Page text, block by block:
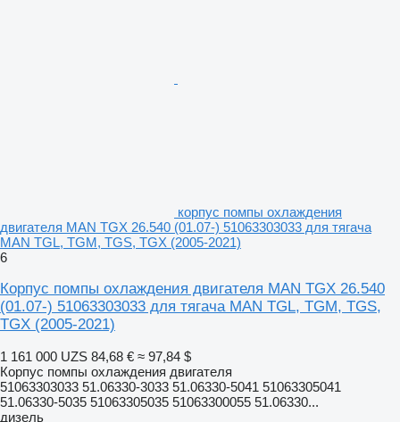
корпус помпы охлаждения
двигателя MAN TGX 26.540 (01.07-) 51063303033 для тягача
MAN TGL, TGM, TGS, TGX (2005-2021)
6
Корпус помпы охлаждения двигателя MAN TGX 26.540
(01.07-) 51063303033 для тягача MAN TGL, TGM, TGS,
TGX (2005-2021)
1 161 000 UZS 84,68 € ≈ 97,84 $
Корпус помпы охлаждения двигателя
51063303033 51.06330-3033 51.06330-5041 51063305041
51.06330-5035 51063305035 51063300055 51.06330...
дизель